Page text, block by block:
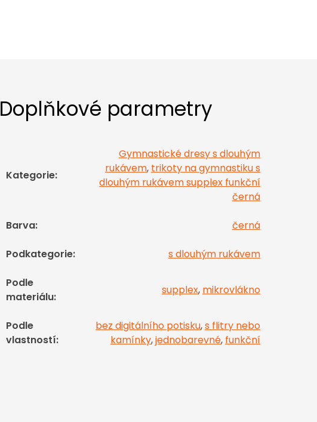
Doplňkové parametry
Kategorie:
Gymnastické dresy s dlouhým
rukávem, trikoty na gymnastiku s
dlouhým rukávem supplex funkční
černá
Barva: černá
Podkategorie: s dlouhým rukávem
Podle
materiálu:
supplex, mikrovlákno
Podle
vlastností:
bez digitálního potisku,s flitry nebo
kamínky,jednobarevné, funkční